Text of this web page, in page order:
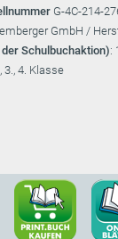
G-4C-214-
GmbH /
Schulbuchaktion):
3., 4. Klasse